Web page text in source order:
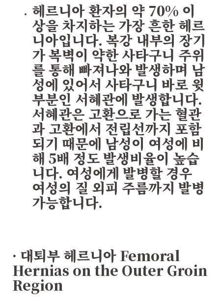
헤르니아 환자의 약 70% 이
상을 차지하는 가장 흔한 헤르
니아입니다. 복강 내부의 장기
가 복벽이 약한 사타구니 주위
를 통해 빠져나와 발생하며 남
성에 있어서 사타구니 바로 윗
부분인 서혜관에 발생합니다.
서혜관은 고환으로 가는 혈관
과 고환에서 전립선까지 포함
되기 때문에 남성이 여성에 비
해 5배 정도 발생비율이 높습
니다. 여성에게 발병할 경우
여성의 질 외피 주름까지 발병
가능합니다.
· 대퇴부 헤르니아 Femoral
Hernias on the Outer Groin
Region